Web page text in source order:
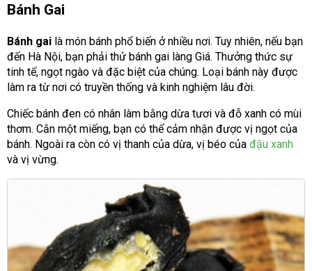
Bánh Gai
Bánh gai là món bánh phổ biến ở nhiều nơi. Tuy nhiên, nếu bạn
đến Hà Nội, bạn phải thử bánh gai làng Giá. Thưởng thức sự
tinh tế, ngọt ngào và đặc biệt của chúng. Loại bánh này được
làm ra từ nơi có truyền thống và kinh nghiệm lâu đời.
Chiếc bánh đen có nhân làm bằng dừa tươi và đỗ xanh có mùi
thơm. Cắn một miếng, bạn có thể cảm nhận được vị ngọt của
bánh. Ngoài ra còn có vị thanh của dừa, vị béo của đậu xanh
và vị vừng.